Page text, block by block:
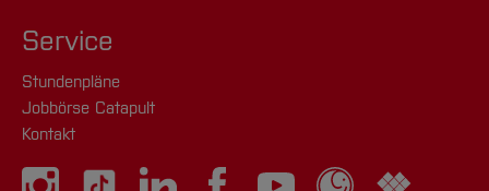
Service
Stundenpläne
Jobbörse Catapult
Kontakt